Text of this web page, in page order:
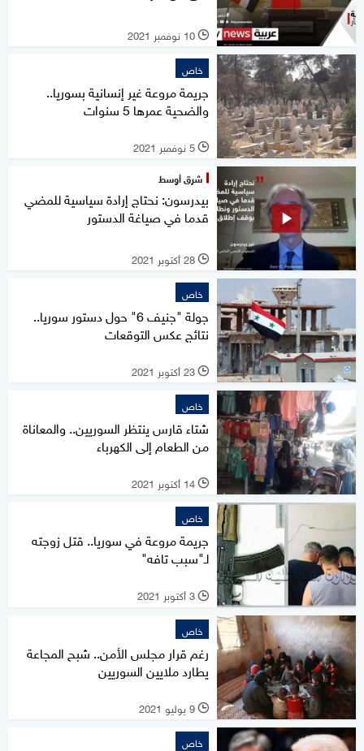
l 10 نوفمبر 2021
خاص
جريمة مروعة غير إنسانية بسوريا..
والضحية عمرها 5 سنوات
l 5 نوفمبر 2021
شرق أوسط
بيدرسون: نحتاج إرادة سياسية للمضي
قدما في صياغة الدستور
l 28 أكتوبر 2021
خاص
جولة "جنيف 6" حول دستور سوريا..
نتائج عكس التوقعات
l 23 أكتوبر 2021
خاص
شتاء قارس ينتظر السوريين.. والمعاناة
من الطعام إلى الكهرباء
l 14 أكتوبر 2021
خاص
جريمة مروعة في سوريا.. قتل زوجته
لـ"سبب تافه"
l 3 أكتوبر 2021
خاص
رغم قرار مجلس الأمن.. شبح المجاعة
يطارد ملايين السوريين
l 9 يوليو 2021
خاص